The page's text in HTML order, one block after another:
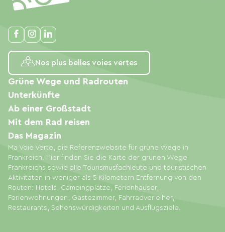
Nos plus belles voies vertes
Ma Voie Verte, die Referenzwebsite für grüne Wege in
Frankreich. Hier finden Sie die Karte der grünen Wege
Frankreichs sowie alle Tourismusfachleute und touristischen
Aktivitäten in weniger als 5 Kilometern Entfernung von den
Routen: Hotels, Campingplätze, Ferienhäuser,
Ferienwohnungen, Gästezimmer, Fahrradverleiher,
Restaurants, Sehenswürdigkeiten und Ausflugsziele.
Grüne Wege und Radrouten
Unterkünfte
Ab einer Großstadt
Mit dem Rad reisen
Das Magazin